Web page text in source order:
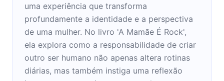
uma experiência que transforma
profundamente a identidade e a perspectiva
de uma mulher. No livro 'A Mamãe É Rock',
ela explora como a responsabilidade de criar
outro ser humano não apenas altera rotinas
diárias, mas também instiga uma reflexão